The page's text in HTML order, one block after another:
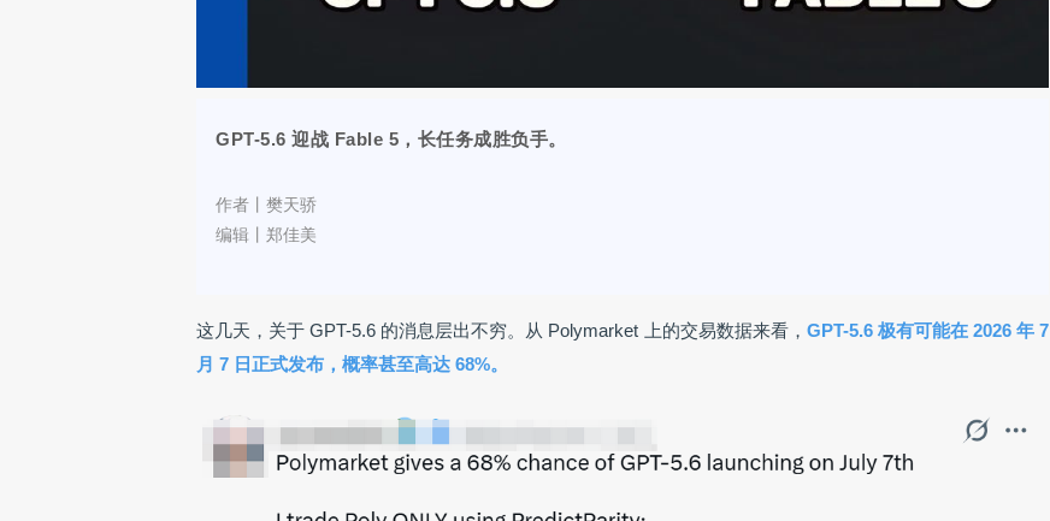
GPT-5.6 迎战 Fable 5，长任务成胜负手。
作者丨 樊天骄
编辑丨 郑佳美
这几天，关于 GPT-5.6 的消息层出不穷。从 Polymarket 上的交易数据来看， GPT-5.6 极有可能在 2026 年 7
月 7 日正式发布，概率甚至高达 68%。